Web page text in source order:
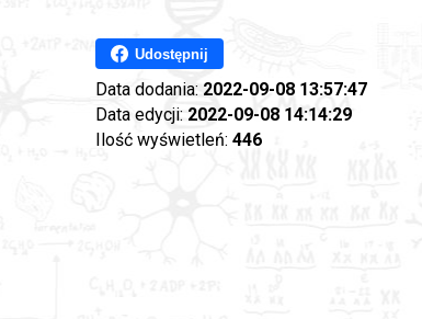
Udostępnij
Data dodania: 2022-09-08 13:57:47
Data edycji: 2022-09-08 14:14:29
Ilość wyświetleń: 446